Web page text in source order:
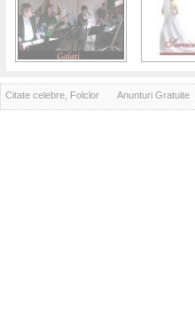
Citate celebre, Folclor Anunturi Gratuite